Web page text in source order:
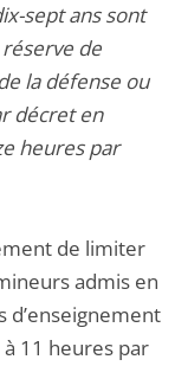
sept ans sont
de
la défense ou
décret en
heures par
de limiter
admis en
d’enseignement
11 heures par